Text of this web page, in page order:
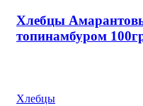
Хлебцы
топинамбуром
Хлебцы